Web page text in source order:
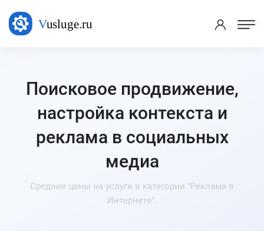
Поисковое продвижение,
настройка контекста и
реклама в социальных
медиа
Средние цены на услуги в категории "Реклама в
Интернете".